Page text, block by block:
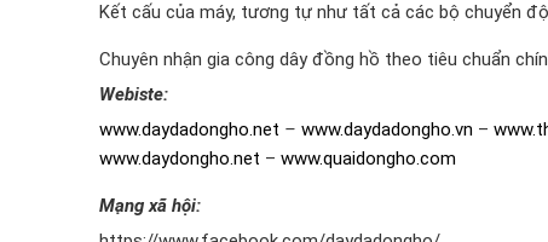
Kết cấu của máy, tương tự như tất cả các bộ chuyển
Chuyên nhận gia công dây đồng hồ theo tiêu chuẩn
Webiste:
www.daydadongho.net – www.daydadongho.vn –
www.daydongho.net – www.quaidongho.com
Mạng xã hội: